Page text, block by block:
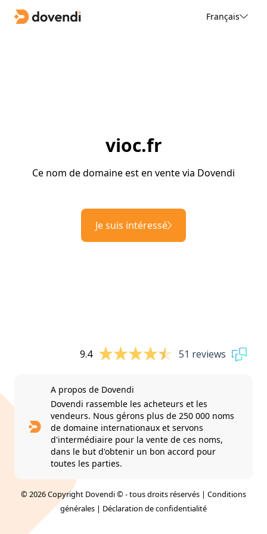
Français
vioc.fr
Ce nom de domaine est en vente via Dovendi
Je suis intéressé
9.4 51 reviews
A propos de Dovendi
Dovendi rassemble les acheteurs et les
vendeurs. Nous gérons plus de 250 000 noms
de domaine internationaux et servons
d'intermédiaire pour la vente de ces noms,
dans le but d'obtenir un bon accord pour
toutes les parties.
© 2026 Copyright Dovendi © - tous droits réservés | Conditions
générales | Déclaration de confidentialité